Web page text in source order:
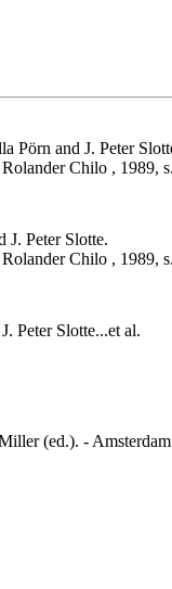
Pörn and J. Peter
Chilo , 1989,
J. Peter Slotte.
Chilo , 1989,
Peter Slotte...et al.
(ed.). -